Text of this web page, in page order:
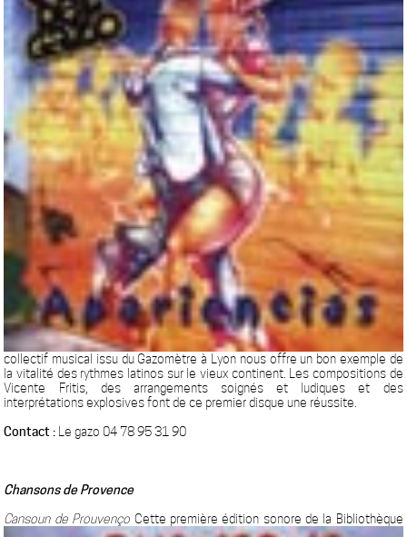
collectif musical issu du Gazomètre à Lyon nous offre un bon exemple de
la vitalité des rythmes latinos sur le vieux continent. Les compositions de
Vicente Fritis, des arrangements soignés et ludiques et des
interprétations explosives font de ce premier disque une réussite.
Contact : Le gazo 04 78 95 31 90
Chansons de Provence
Cansoun de Prouvenço Cette première édition sonore de la Bibliothèque